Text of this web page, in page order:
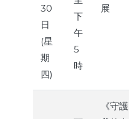
30
日
(星
期
四)
下
午
5
時
展
《守護